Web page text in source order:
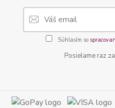
Súhlasím so
Posielame raz